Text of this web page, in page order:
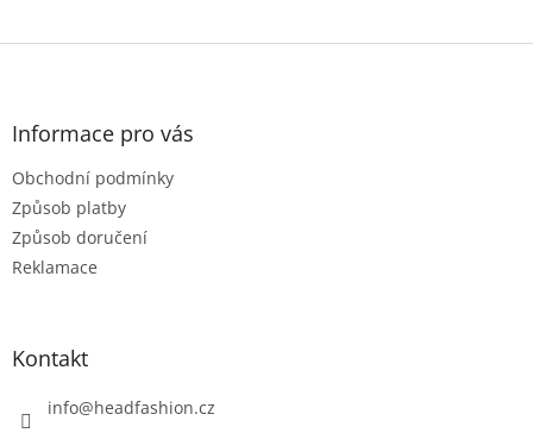
Z
Informace pro vás
Obchodní podmínky
Způsob platby
Způsob doručení
Reklamace
Kontakt
info@headfashion.cz